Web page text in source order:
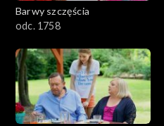
Barwy szczęścia
odc. 1758